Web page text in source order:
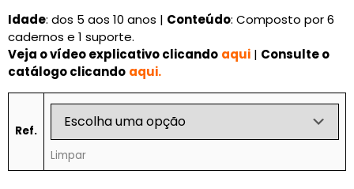
Idade: dos 5 aos 10 anos | Conteúdo: Composto por 6
cadernos e 1 suporte.
Veja o vídeo explicativo clicando aqui | Consulte o
catálogo clicando aqui.
Ref.
Limpar